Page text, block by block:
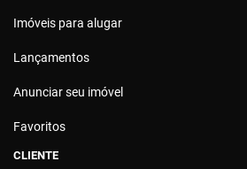
Imóveis para alugar
Lançamentos
Anunciar seu imóvel
Favoritos
CLIENTE